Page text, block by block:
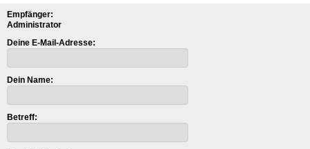
Empfänger:
Administrator
Deine E-Mail-Adresse:
Dein Name:
Betreff: